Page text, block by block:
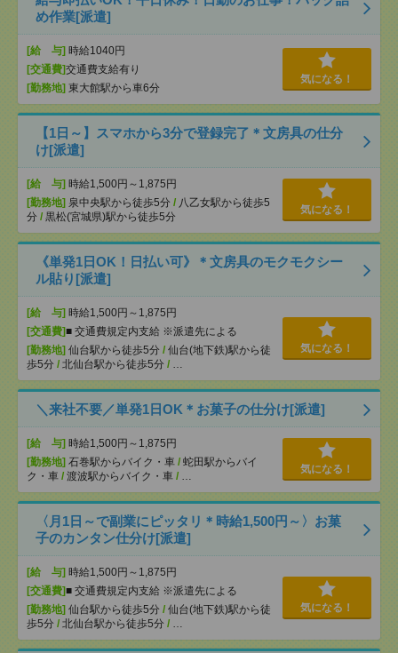
め作業[派遣]
[給 与] 時給1040円
[交通費]交通費支給有り
[勤務地] 東大館駅から車6分
気になる！
【1日～】スマホから3分で登録完了＊文房具の仕分
け[派遣]
[給 与] 時給1,500円～1,875円
[勤務地] 泉中央駅から徒歩5分 / 八乙女駅から徒歩5
分 / 黒松(宮城県)駅から徒歩5分
気になる！
《単発1日OK！日払い可》＊文房具のモクモクシー
ル貼り[派遣]
[給 与] 時給1,500円～1,875円
[交通費]■ 交通費規定内支給 ※派遣先による
[勤務地] 仙台駅から徒歩5分 / 仙台(地下鉄)駅から徒
歩5分 / 北仙台駅から徒歩5分 / …
気になる！
＼来社不要／単発1日OK＊お菓子の仕分け[派遣]
[給 与] 時給1,500円～1,875円
[勤務地] 石巻駅からバイク・車 / 蛇田駅からバイ
ク・車 / 渡波駅からバイク・車 / …
気になる！
〈月1日～で副業にピッタリ＊時給1,500円～〉お菓
子のカンタン仕分け[派遣]
[給 与] 時給1,500円～1,875円
[交通費]■ 交通費規定内支給 ※派遣先による
[勤務地] 仙台駅から徒歩5分 / 仙台(地下鉄)駅から徒
歩5分 / 北仙台駅から徒歩5分 / …
気になる！